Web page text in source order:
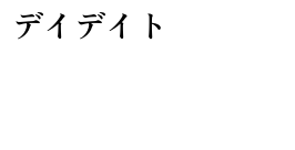
イデイト